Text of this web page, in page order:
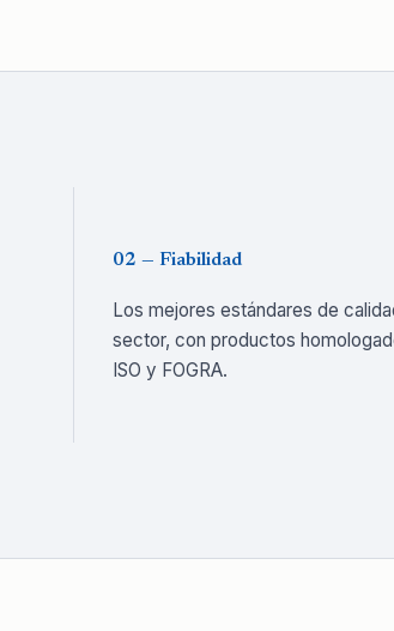
02 — Fiabilidad
Los mejores estándares de
sector, con productos
ISO y FOGRA.